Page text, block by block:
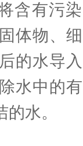
有污染
体物、
的水导
水中的
水。